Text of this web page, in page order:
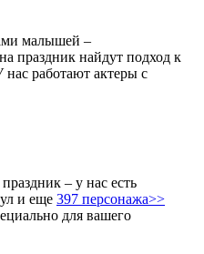
малышей –
праздник найдут подход к
работают актеры с
– у нас есть
и еще 397 персонажа>>
для вашего